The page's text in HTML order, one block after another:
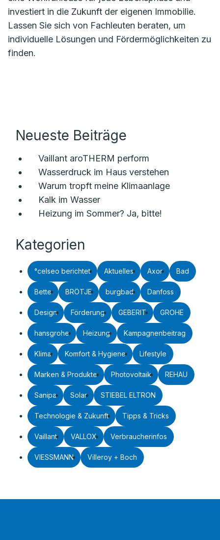
investiert in die Zukunft der eigenen Immobilie.
Lassen Sie sich von Fachleuten beraten, um
individuelle Lösungen und Fördermöglichkeiten zu
finden.
Neueste Beiträge
Vaillant aroTHERM perform
Wasserdruck im Haus verstehen
Warum tropft meine Klimaanlage
Kalk im Wasser
Heizung im Sommer? Ja, bitte!
Kategorien
°celseo berichtet Aktuelles Axor Bad
Bette BRÖTJE burgbad Danfoss
Design Förderung GEBERIT GROHE
hansgrohe Heizung Kampagnenbeitrag
Klima Komfort & Hygiene Lifestyle
Marken & Produkte Photovoltaik REHAU
Sanipa Solar STIEBEL ELTRON
Technologie & Zukunft Tipps & Tricks
Vaillant VALLOX Verbraucherinfos
VIESSMANN Villeroy + Boch